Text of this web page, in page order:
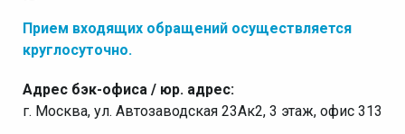
Прием входящих обращений осуществляется
круглосуточно.
Адрес бэк-офиса / юр. адрес:
г. Москва, ул. Автозаводская 23Ак2, 3 этаж, офис 313